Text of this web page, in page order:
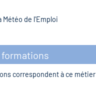
Météo de l'Emploi
formations
correspondent à ce métier